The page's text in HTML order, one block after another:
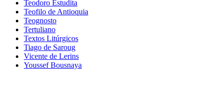
Teodoro Estudita
Teofilo de Antioquia
Teognosto
Tertuliano
Textos Litúrgicos
Tiago de Saroug
Vicente de Lerins
Youssef Bousnaya